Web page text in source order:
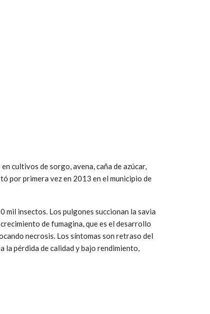
cultivos de sorgo, avena, caña de azúcar,
por primera vez en 2013 en el municipio de
mil insectos. Los pulgones succionan la savia
de fumagina, que es el desarrollo
necrosis. Los síntomas son retraso del
la pérdida de calidad y bajo rendimiento,